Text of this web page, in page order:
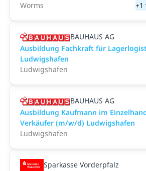
Worms
+1
BAUHAUS AG
Ausbildung Fachkraft für
Ludwigshafen
Ludwigshafen
BAUHAUS AG
Ausbildung Kaufmann im
Verkäufer (m/w/d) Ludwigshafen
Ludwigshafen
Sparkasse Vorderpfalz